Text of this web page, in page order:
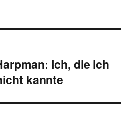
Ich, die ich
kannte